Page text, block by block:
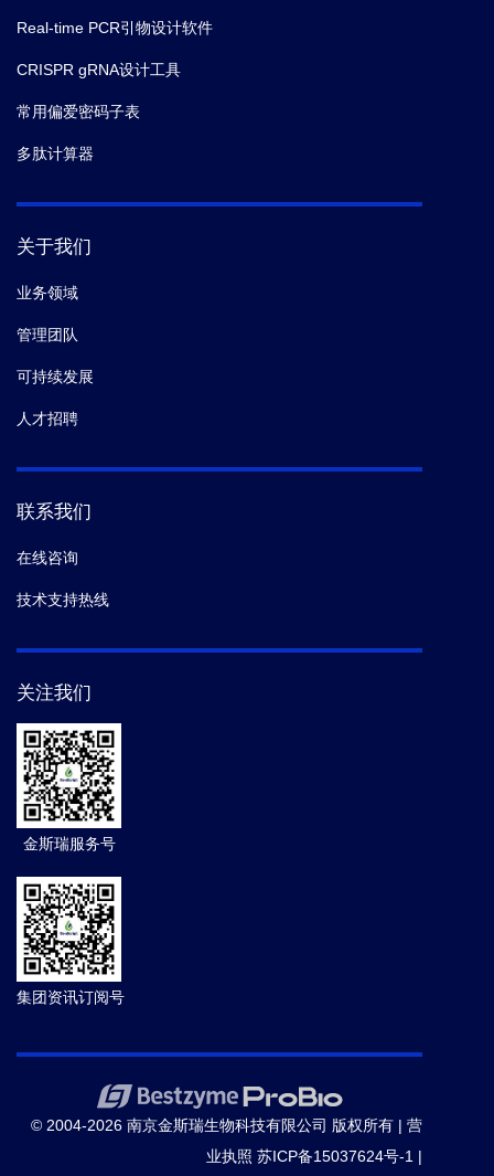
Real-time PCR引物设计软件
CRISPR gRNA设计工具
常用偏爱密码子表
多肽计算器
关于我们
业务领域
管理团队
可持续发展
人才招聘
联系我们
在线咨询
技术支持热线
关注我们
金斯瑞服务号
集团资讯订阅号
© 2004-2026 南京金斯瑞生物科技有限公司 版权所有 | 营
业执照 苏ICP备15037624号-1 |